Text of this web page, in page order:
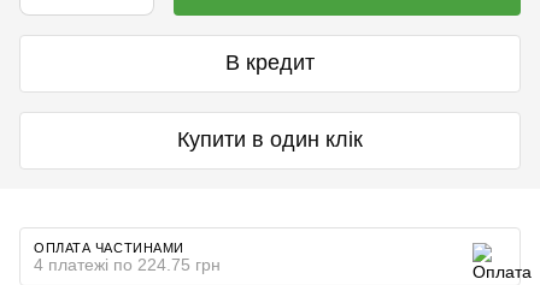
В кредит
Купити в один клік
ОПЛАТА ЧАСТИНАМИ
4 платежі по 224.75 грн